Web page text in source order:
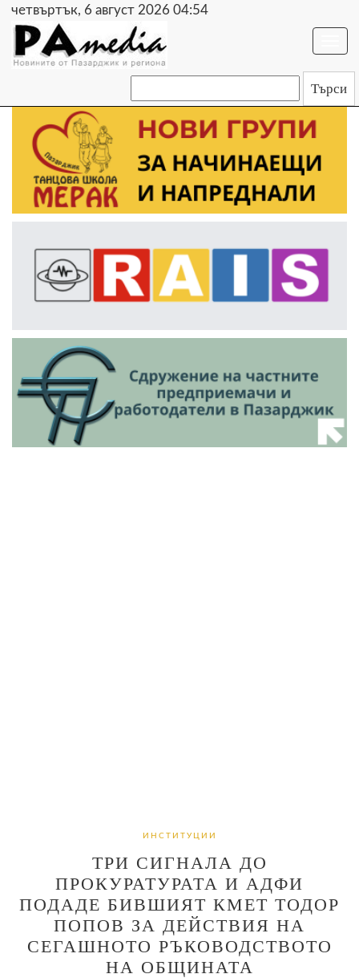
четвъртък, 6 август 2026 04:54
ИНСТИТУЦИИ
ТРИ СИГНАЛА ДО
ПРОКУРАТУРАТА И АДФИ
ПОДАДЕ БИВШИЯТ КМЕТ ТОДОР
ПОПОВ ЗА ДЕЙСТВИЯ НА
СЕГАШНОТО РЪКОВОДСТВОТО
НА ОБЩИНАТА